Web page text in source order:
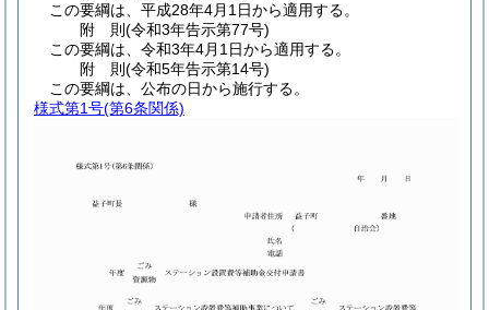
この要綱は、平成28年4月1日から適用する。
附 則(令和3年告示第77号)
この要綱は、令和3年4月1日から適用する。
附 則(令和5年告示第14号)
この要綱は、公布の日から施行する。
様式第1号(第6条関係)